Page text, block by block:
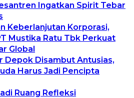
Ingatkan Spirit Tebar
Keberlanjutan Korporasi,
Mustika Ratu Tbk Perkuat
Global
Depok Disambut Antusias,
Harus Jadi Pencipta
Ruang Refleksi